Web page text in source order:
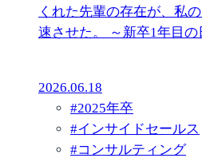
くれた先輩の存在が、私
速させた。 ～新卒1年目の
2026.06.18
#2025年卒
#インサイドセールス
#コンサルティング